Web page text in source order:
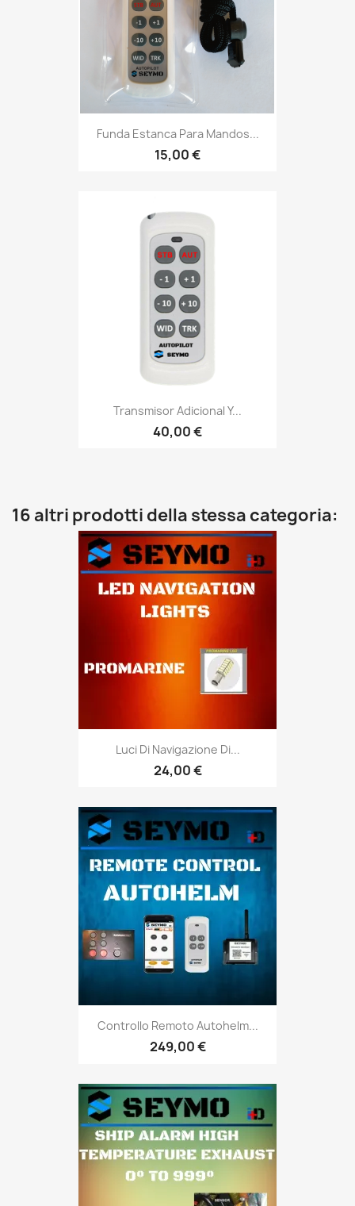
Funda Estanca Para Mandos...
15,00 €
Transmisor Adicional Y...
40,00 €
16 altri prodotti della stessa categoria:
Luci Di Navigazione Di...
24,00 €
Controllo Remoto Autohelm...
249,00 €